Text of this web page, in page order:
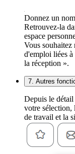
Donnez un
Retrouvez-la
espace
Vous
d'emploi liées
la réception ».
7. Autres
Depuis le
votre sélection,
de travail et la